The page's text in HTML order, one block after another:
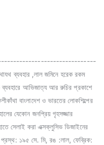
ব্যবহার ,লাল জমিনে হরেক রকম
ব্যবহারে আভিজাত্য আর রুচির প্রকাশে
বাংলাদেশ ও ভারতের লোকশিল্পের
যেকোন জনপ্রিয় গৃহসজ্জার
সেলাই করা এক্সক্লুসিভ ডিজাইনের
প্রস্থ: ১৯৫ সে. মি, রঙ :লাল, ফেব্রিক: